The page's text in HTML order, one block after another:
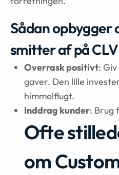
Sådan opbygger
smitter af på CLV
Overrask positivt:
gaver. Den lille
himmelflugt.
Inddrag kunder: Brug
Ofte
om